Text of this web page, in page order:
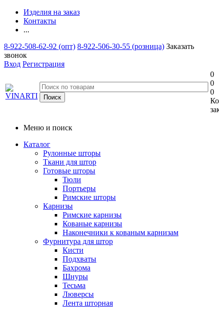
Изделия на заказ
Контакты
...
8-922-508-62-92 (опт) 8-922-506-30-55 (розница) Заказать
звонок
Вход Регистрация
0
0
0
Меню и поиск
Каталог
Рулонные шторы
Ткани для штор
Готовые шторы
Тюли
Портьеры
Римские шторы
Карнизы
Римские карнизы
Кованые карнизы
Наконечники к кованым карнизам
Фурнитура для штор
Кисти
Подхваты
Бахрома
Шнуры
Тесьма
Люверсы
Лента шторная